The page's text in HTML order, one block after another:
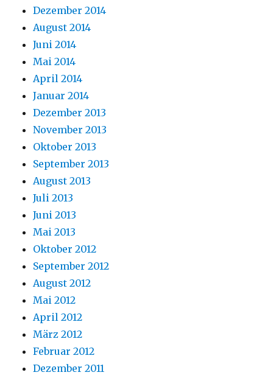
Dezember 2014
August 2014
Juni 2014
Mai 2014
April 2014
Januar 2014
Dezember 2013
November 2013
Oktober 2013
September 2013
August 2013
Juli 2013
Juni 2013
Mai 2013
Oktober 2012
September 2012
August 2012
Mai 2012
April 2012
März 2012
Februar 2012
Dezember 2011